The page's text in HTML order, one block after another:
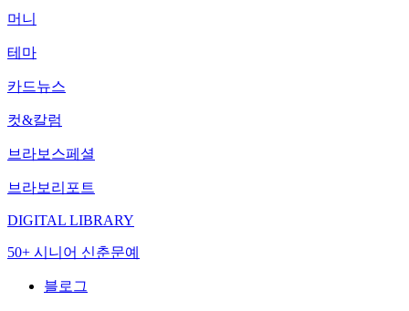
머니
테마
카드뉴스
컷&칼럼
브라보스페셜
브라보리포트
DIGITAL LIBRARY
50+ 시니어 신춘문예
블로그